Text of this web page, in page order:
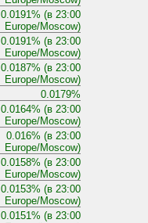
0.0191% (в 23:00
Europe/Moscow)
0.0191% (в 23:00
Europe/Moscow)
0.0187% (в 23:00
Europe/Moscow)
0.0179%
0.0164% (в 23:00
Europe/Moscow)
0.016% (в 23:00
Europe/Moscow)
0.0158% (в 23:00
Europe/Moscow)
0.0153% (в 23:00
Europe/Moscow)
0.0151% (в 23:00